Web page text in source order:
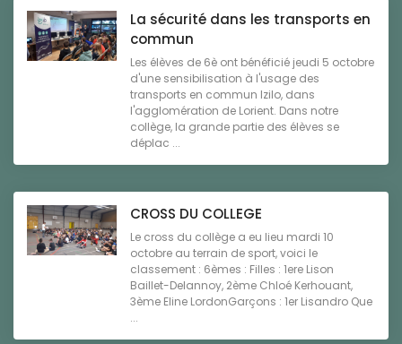
La sécurité dans les transports en
commun
Les élèves de 6è ont bénéficié jeudi 5 octobre
d'une sensibilisation à l'usage des
transports en commun Izilo, dans
l'agglomération de Lorient. Dans notre
collège, la grande partie des élèves se
déplac ...
CROSS DU COLLEGE
Le cross du collège a eu lieu mardi 10
octobre au terrain de sport, voici le
classement : 6èmes : Filles : 1ere Lison
Baillet-Delannoy, 2ème Chloé Kerhouant,
3ème Eline LordonGarçons : 1er Lisandro Que
...